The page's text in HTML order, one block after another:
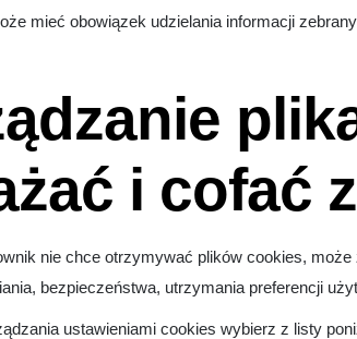
mieć obowiązek udzielania informacji
i cofać
nie chce otrzymywać plików cookies, może
bezpieczeństwa, utrzymania preferencji
ustawieniami cookies wybierz z listy